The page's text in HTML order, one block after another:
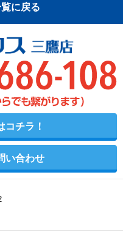
に戻る
コチラ！
い合わせ